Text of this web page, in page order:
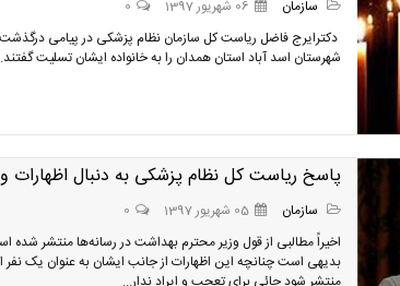
سازمان 06 شهریور 1397
0
دکترایرج فاضل ریاست کل سازمان نظام پزشکی در پیامی
شهرستان اسد آباد استان همدان را به خانواده ایشان تسلیت گفتند.
پاسخ ریاست کل نظام پزشکی به دنبال اظهارات
سازمان 05 شهریور 1397
0
اخیراً مطالبی از قول وزیر محترم بهداشت در رسانه‌ها منتشر
بدیهی است چنانچه این اظهارات از جانب ایشان به عنوان یک
منتشر شود جائی برای تعجب و ایراد ندار...